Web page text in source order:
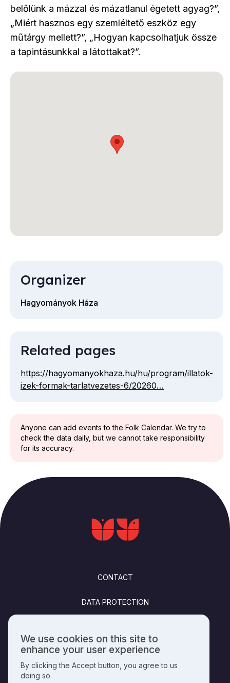
belőlünk a mázzal és mázatlanul égetett agyag?”,
„Miért hasznos egy szemléltető eszköz egy
műtárgy mellett?”, „Hogyan kapcsolhatjuk össze
a tapintásunkkal a látottakat?”.
Anyone can add events to the Folk Calendar. We try to
check the data daily, but we cannot take responsibility
for its accuracy.
Organizer
Hagyományok Háza
Related pages
https://hagyomanyokhaza.hu/hu/program/illatok-
izek-formak-tarlatvezetes-6/20260…
CONTACT
DATA PROTECTION
PUBLISHING INFO
Use
of
personal
data
We use cookies on this site to
enhance your user experience
By clicking the Accept button, you agree to us
doing so.